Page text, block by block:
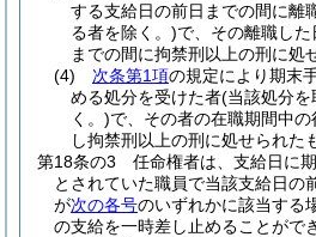
する支給日の前日までの間に離
る者を除く。)で、その離職し
までの間に拘禁刑以上の刑に処
(4)
次条第1項の規定により期末
める処分を受けた者(当該処分を
く。)で、その者の在職期間中
し拘禁刑以上の刑に処せられた
第18条の3
任命権者は、支給日に
とされていた職員で当該支給日の
が次の各号のいずれかに該当する
の支給を一時差し止めることがで